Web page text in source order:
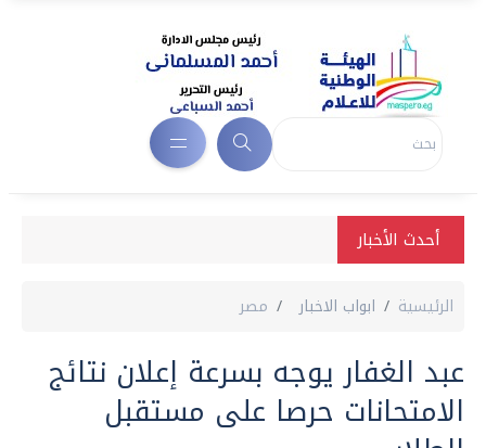
أحدث الأخبار
الرئيسية ابواب الاخبار مصر
عبد الغفار يوجه بسرعة إعلان نتائج
الامتحانات حرصا على مستقبل